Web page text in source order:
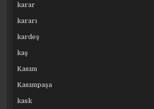
karar
kararı
kardeş
kaş
Kasım
Kasımpaşa
kask